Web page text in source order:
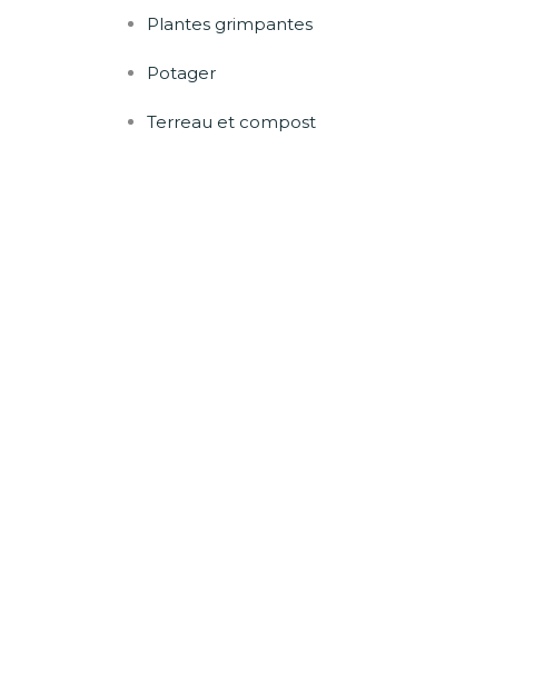
Plantes grimpantes
Potager
Terreau et compost